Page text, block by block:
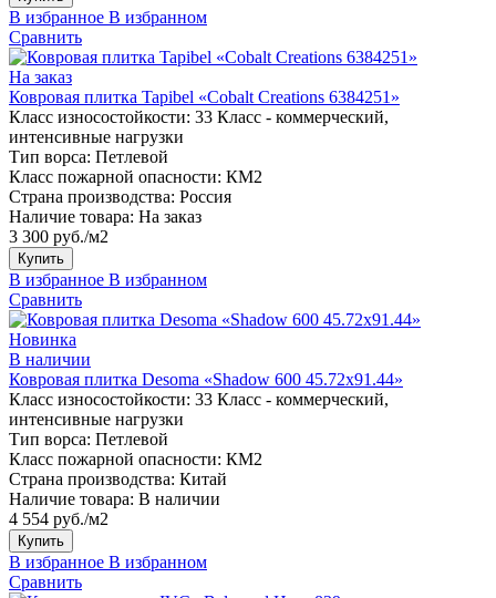
В избранное В избранном
Сравнить
На заказ
Ковровая плитка Tapibel «Cobalt Creations 6384251»
Класс износостойкости: 33 Класс - коммерческий,
интенсивные нагрузки
Тип ворса: Петлевой
Класс пожарной опасности: КМ2
Страна производства: Россия
Наличие товара: На заказ
3 300 руб./м2
Купить
В избранное В избранном
Сравнить
Новинка
В наличии
Ковровая плитка Desoma «Shadow 600 45.72x91.44»
Класс износостойкости: 33 Класс - коммерческий,
интенсивные нагрузки
Тип ворса: Петлевой
Класс пожарной опасности: КМ2
Страна производства: Китай
Наличие товара: В наличии
4 554 руб./м2
Купить
В избранное В избранном
Сравнить